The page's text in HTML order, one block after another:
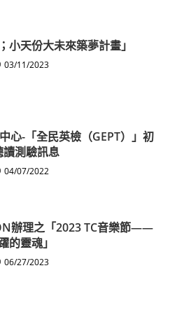
小天份大未來築夢計畫」
03/11/2023
心-「全民英檢（GEPT）」初
讀測驗訊息
04/07/2022
辦理之「2023 TC音樂節——
的靈魂」
06/27/2023